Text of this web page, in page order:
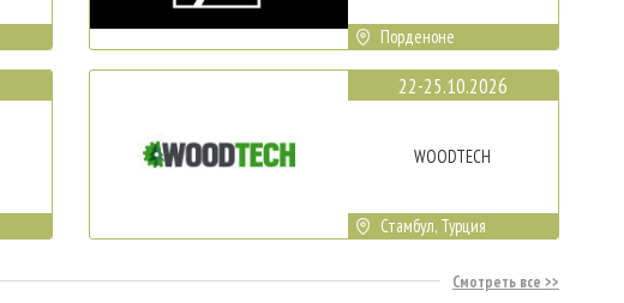
Порденоне
22-25.10.2026
WOODTECH
Стамбул, Турция
Смотреть все